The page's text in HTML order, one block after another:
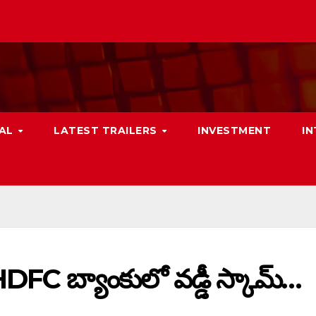
LATEST TRAILERS INVESTMENT
బ్యాంకులో వడ్డీ స్కామ్…